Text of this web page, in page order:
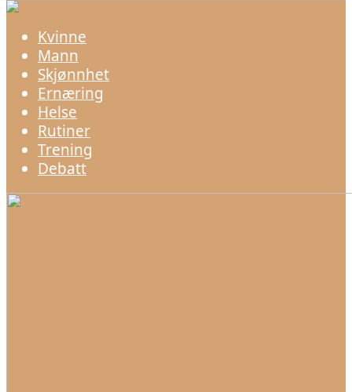
Kvinne
Mann
Skjønnhet
Ernæring
Helse
Rutiner
Trening
Debatt